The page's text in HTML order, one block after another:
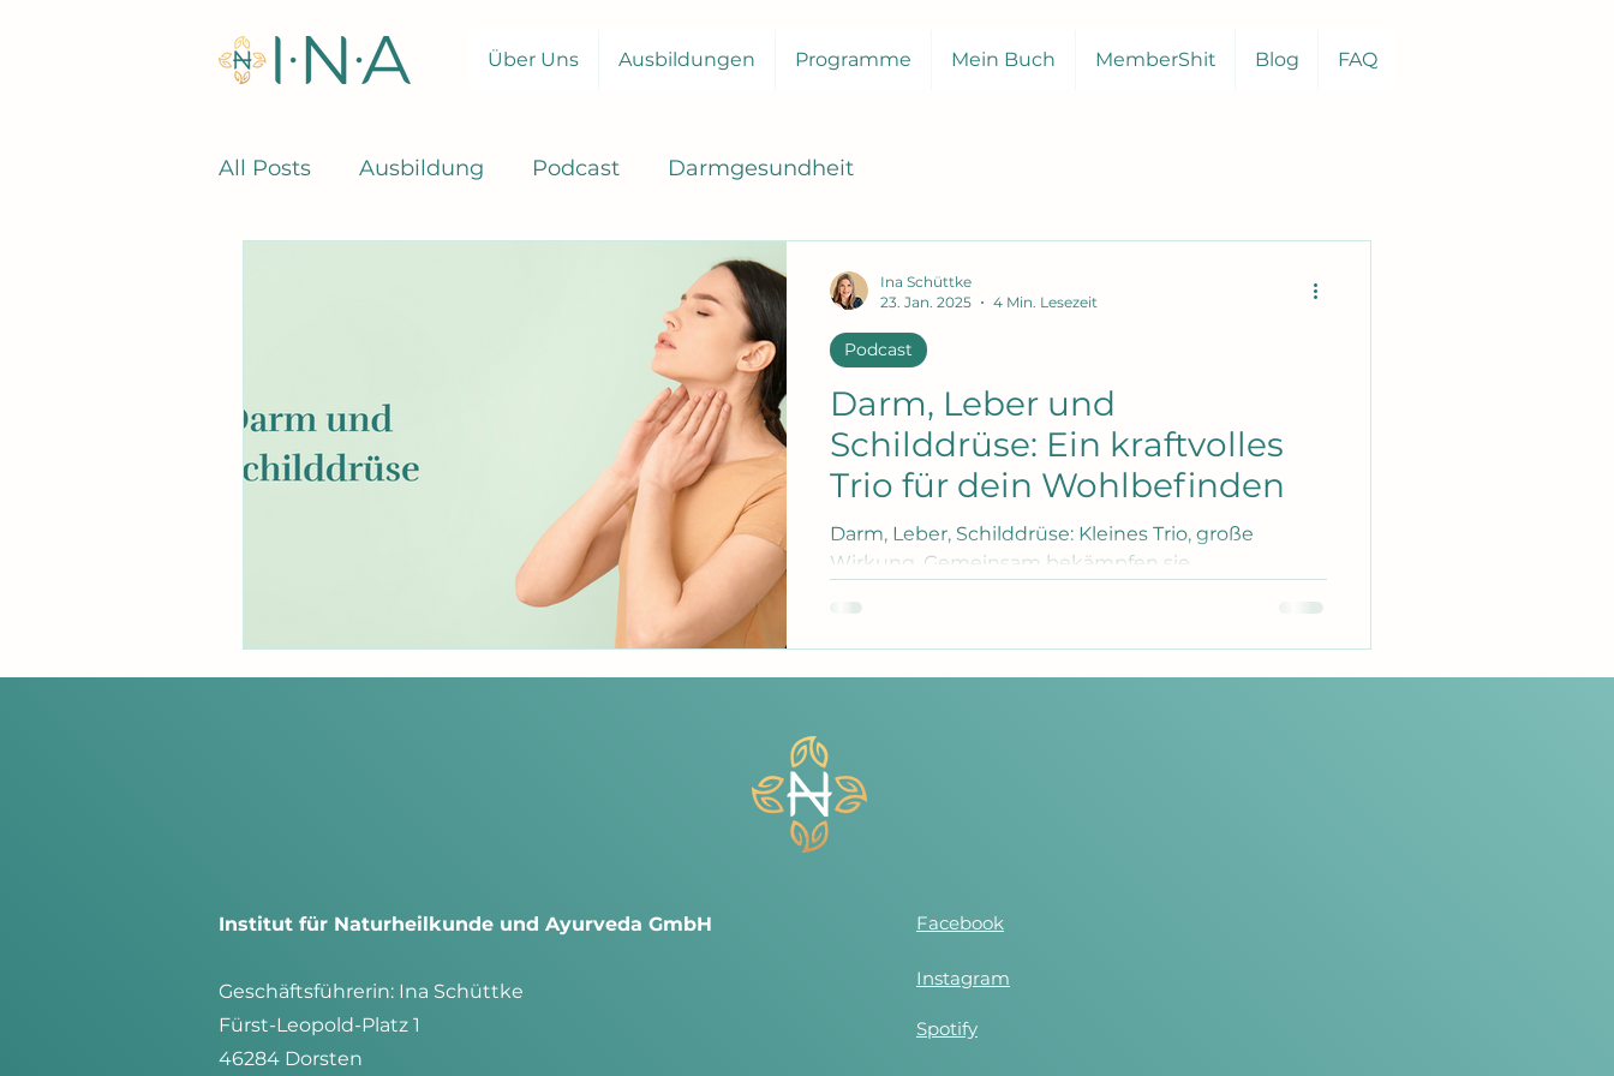
Über Uns Ausbildungen Programme Mein Buch MemberShit Blog FAQ
All Posts Ausbildung Podcast Darmgesundheit
Darm, Leber und
Schilddrüse: Ein kraftvolles
Trio für dein Wohlbefinden
Darm, Leber, Schilddrüse: Kleines Trio, große
Wirkung. Gemeinsam bekämpfen sie
Balance.
Podcast
Ina Schüttke
23. Jan. 2025
4 Min. Lesezeit
Institut für Naturheilkunde und Ayurveda GmbH
Geschäftsführerin: Ina Schüttke
Fürst-Leopold-Platz 1
46284 Dorsten
Facebook
Instagram
Spotify